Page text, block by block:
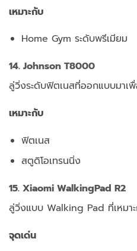
เหมาะกับ
Home Gym ระดับพรีเมียม
14. Johnson T8000
ลู่วิ่งระดับฟิตเนสที่ออกแบบมาเ
เหมาะกับ
ฟิตเนส
สตูดิโอเทรนนิ่ง
15. Xiaomi WalkingPad R2
ลู่วิ่งแบบ Walking Pad ที่เหมา
จุดเด่น